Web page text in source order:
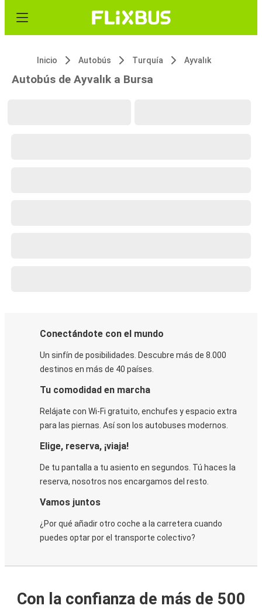
Inicio Autobús Turquía Ayvalık
Autobús de Ayvalık a Bursa
Conectándote con el mundo
Un sinfín de posibilidades. Descubre más de 8.000
destinos en más de 40 países.
Tu comodidad en marcha
Relájate con Wi-Fi gratuito, enchufes y espacio extra
para las piernas. Así son los autobuses modernos.
Elige, reserva, ¡viaja!
De tu pantalla a tu asiento en segundos. Tú haces la
reserva, nosotros nos encargamos del resto.
Vamos juntos
¿Por qué añadir otro coche a la carretera cuando
puedes optar por el transporte colectivo?
Con la confianza de más de 500